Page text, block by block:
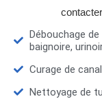
Débouchage
baignoire,
Curage de
Nettoyage de